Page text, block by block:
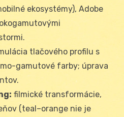
ekosystémy), Adobe
tlačového profilu s
gamutové farby; úprava
filmické transformácie,
(teal–orange nie je